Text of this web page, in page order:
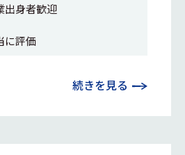
出身者歓迎
に評価
続きを見る